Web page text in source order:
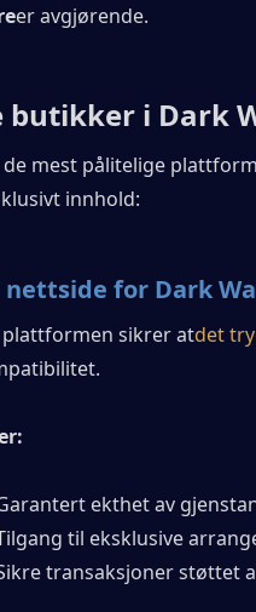
er avgjørende.
butikker i Dark
mest pålitelige
innhold:
for Dark
plattformen sikrer atdet
ekthet av
til eksklusive
transaksjoner støttet